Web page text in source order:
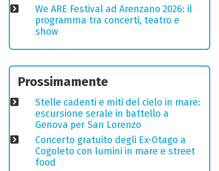
We ARE Festival ad Arenzano 2026: il
programma tra concerti, teatro e
show
Prossimamente
Stelle cadenti e miti del cielo in mare:
escursione serale in battello a
Genova per San Lorenzo
Concerto gratuito degli Ex-Otago a
Cogoleto con lumini in mare e street
food